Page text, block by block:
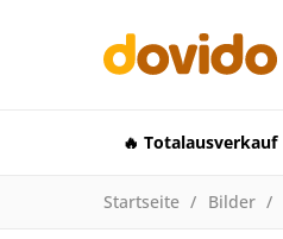
🔥 Totalausverkauf
Startseite Bilder